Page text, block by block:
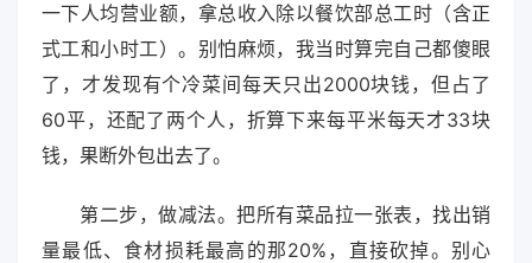
一下人均营业额，拿总收入除以餐饮部总工时（含正
式工和小时工）。别怕麻烦，我当时算完自己都傻眼
了，才发现有个冷菜间每天只出2000块钱，但占了
60平，还配了两个人，折算下来每平米每天才33块
钱，果断外包出去了。
第二步，做减法。把所有菜品拉一张表，找出销
量最低、食材损耗最高的那20%，直接砍掉。别心